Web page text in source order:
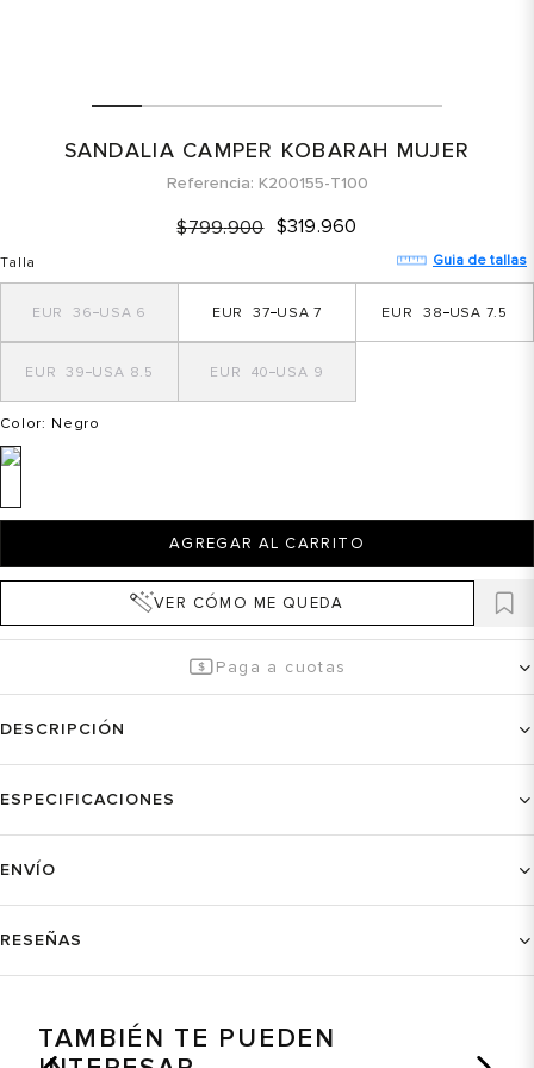
SANDALIA CAMPER KOBARAH MUJER
Referencia K200155-T100
$799.900 $319.960
Talla Guia de tallas
6
36 7
37 7.5
38
8.5
39 9
40
Color: Negro
AGREGAR AL CARRITO
VER CÓMO ME QUEDA
Paga a cuotas
DESCRIPCIÓN
ESPECIFICACIONES
ENVÍO
RESEÑAS
TAMBIÉN TE PUEDEN